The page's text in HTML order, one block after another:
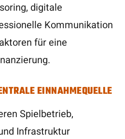
digitale
Kommunikation
für eine
EINNAHMEQUELLE
Spielbetrieb,
Infrastruktur